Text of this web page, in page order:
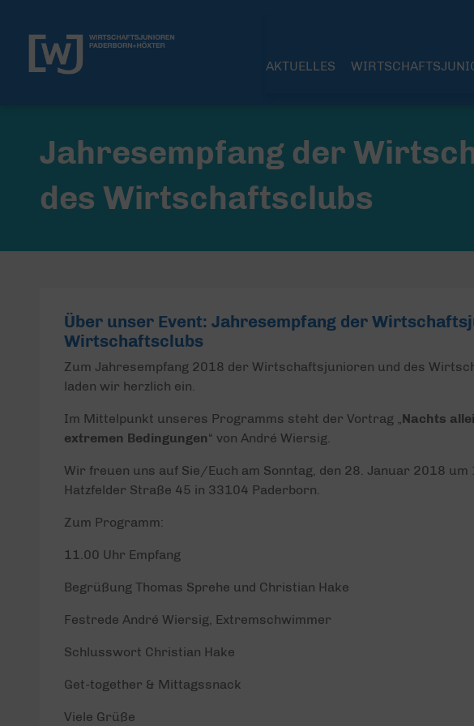
AKTUELLES
Jahresempfang der
des Wirtschaftsclubs
Über unser Event: Jahresempfang der
Wirtschaftsclubs
Zum Jahresempfang 2018 der Wirtschaftsjunioren und des
laden wir herzlich ein.
Im Mittelpunkt unseres Programms steht der Vortrag „Nachts
extremen Bedingungen“ von André Wiersig.
Wir freuen uns auf Sie/Euch am Sonntag, den 28. Januar 2018 um
Hatzfelder Straße 45 in 33104 Paderborn.
Zum Programm:
11.00 Uhr Empfang
Begrüßung Thomas Sprehe und Christian Hake
Festrede André Wiersig, Extremschwimmer
Schlusswort Christian Hake
Get-together & Mittagssnack
Viele Grüße